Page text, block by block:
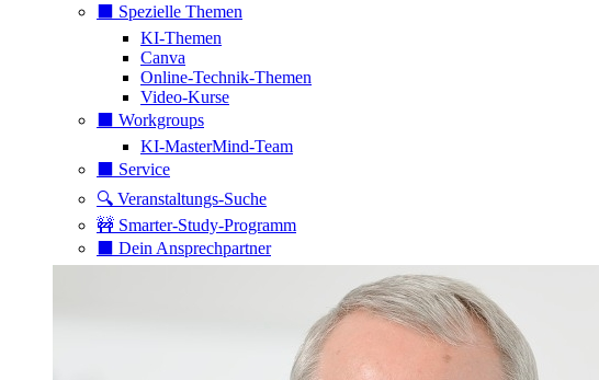
⬛️ Spezielle Themen
KI-Themen
Canva
Online-Technik-Themen
Video-Kurse
⬛️ Workgroups
KI-MasterMind-Team
⬛️ Service
🔍 Veranstaltungs-Suche
🚧 Smarter-Study-Programm
⬛️ Dein Ansprechpartner